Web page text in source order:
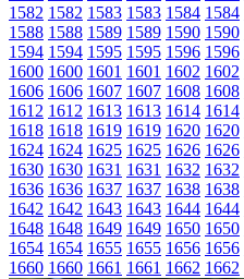
1582 1582 1583 1583 1584 1584
1588 1588 1589 1589 1590 1590
1594 1594 1595 1595 1596 1596
1600 1600 1601 1601 1602 1602
1606 1606 1607 1607 1608 1608
1612 1612 1613 1613 1614 1614
1618 1618 1619 1619 1620 1620
1624 1624 1625 1625 1626 1626
1630 1630 1631 1631 1632 1632
1636 1636 1637 1637 1638 1638
1642 1642 1643 1643 1644 1644
1648 1648 1649 1649 1650 1650
1654 1654 1655 1655 1656 1656
1660 1660 1661 1661 1662 1662